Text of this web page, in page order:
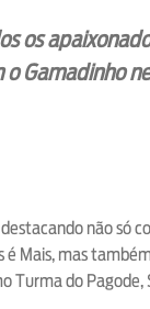
os
Gamadinho
não só
Mais, mas
Turma do